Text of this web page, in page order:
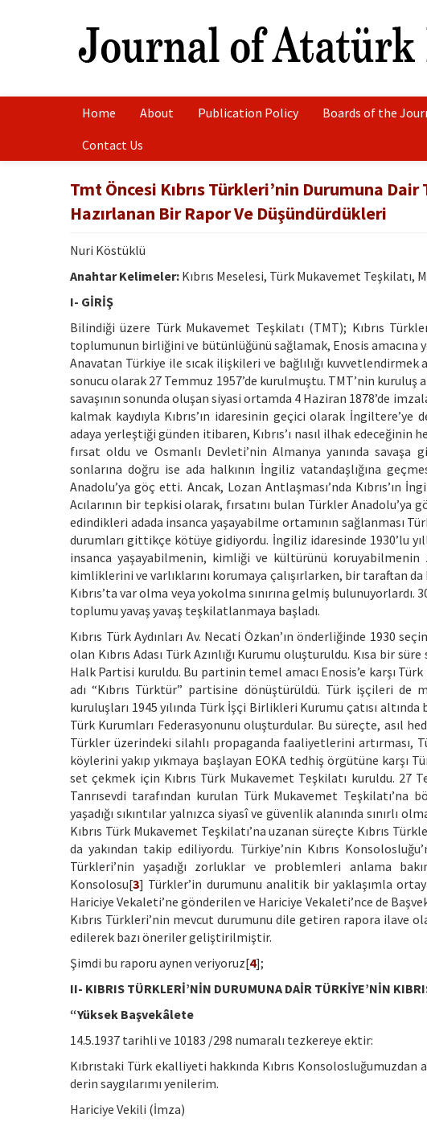
Home About Publication Policy Boards of the
Contact Us
Tmt Öncesi Kıbrıs Türkleri’nin Durumuna
Hazırlanan Bir Rapor Ve Düşündürdükleri
Nuri Köstüklü
Anahtar Kelimeler: Kıbrıs Meselesi, Türk Mukavemet Teşkilatı,
I- GİRİŞ
Bilindiği üzere Türk Mukavemet Teşkilatı (TMT); Kıbrıs
toplumunun birliğini ve bütünlüğünü sağlamak, Enosis amacına
Anavatan Türkiye ile sıcak ilişkileri ve bağlılığı
sonucu olarak 27 Temmuz 1957’de kurulmuştu. TMT’nin kuruluş
savaşının sonunda oluşan siyasi ortamda 4 Haziran 1878’de
kalmak kaydıyla Kıbrıs’ın idaresinin geçici olarak İngiltere’ye
adaya yerleştiği günden itibaren, Kıbrıs’ı nasıl ilhak edeceğinin
fırsat oldu ve Osmanlı Devleti’nin Almanya yanında savaşa
sonlarına doğru ise ada halkının İngiliz vatandaşlığına
Anadolu’ya göç etti. Ancak, Lozan Antlaşması’nda Kıbrıs’ın
Acılarının bir tepkisi olarak, fırsatını bulan Türkler Anadolu’ya
edindikleri adada insanca yaşayabilme ortamının sağlanması
durumları gittikçe kötüye gidiyordu. İngiliz idaresinde 1930’lu
insanca yaşayabilmenin, kimliği ve kültürünü
kimliklerini ve varlıklarını korumaya çalışırlarken, bir taraftan
Kıbrıs’ta var olma veya yokolma sınırına gelmiş bulunuyorlardı.
toplumu yavaş yavaş teşkilatlanmaya başladı.
Kıbrıs Türk Aydınları Av. Necati Özkan’ın önderliğinde 1930
olan Kıbrıs Adası Türk Azınlığı Kurumu oluşturuldu. Kısa bir
Halk Partisi kuruldu. Bu partinin temel amacı Enosis’e karşı
adı “Kıbrıs Türktür” partisine dönüştürüldü. Türk işçileri
kuruluşları 1945 yılında Türk İşçi Birlikleri Kurumu çatısı altında
Türk Kurumları Federasyonunu oluşturdular. Bu süreçte, asıl
Türkler üzerindeki silahlı propaganda faaliyetlerini
köylerini yakıp yıkmaya başlayan EOKA tedhiş örgütüne karşı
set çekmek için Kıbrıs Türk Mukavemet Teşkilatı kuruldu. 27
Tanrısevdi tarafından kurulan Türk Mukavemet Teşkilatı’na
yaşadığı sıkıntılar yalnızca siyasî ve güvenlik alanında sınırlı
Kıbrıs Türk Mukavemet Teşkilatı’na uzanan süreçte Kıbrıs
da yakından takip ediliyordu. Türkiye’nin Kıbrıs
Türkleri’nin yaşadığı zorluklar ve problemleri anlama
Konsolosu[3] Türkler’in durumunu analitik bir yaklaşımla
Hariciye Vekaleti’ne gönderilen ve Hariciye Vekaleti’nce de
Kıbrıs Türkleri’nin mevcut durumunu dile getiren rapora ilave
edilerek bazı öneriler geliştirilmiştir.
Şimdi bu raporu aynen veriyoruz[4];
II- KIBRIS TÜRKLERİ’NİN DURUMUNA DAİR TÜRKİYE’NİN
“Yüksek Başvekâlete
14.5.1937 tarihli ve 10183 /298 numaralı tezkereye ektir:
Kıbrıstaki Türk ekalliyeti hakkında Kıbrıs
derin saygılarımı yenilerim.
Hariciye Vekili (İmza)